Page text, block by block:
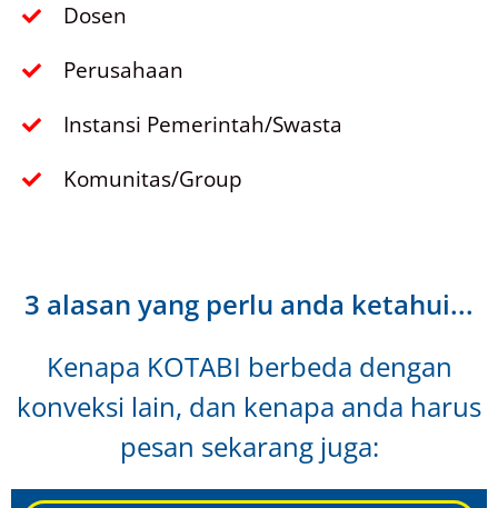
Dosen
Perusahaan
Instansi Pemerintah/Swasta
Komunitas/Group
3 alasan yang perlu anda ketahui...
Kenapa KOTABI berbeda dengan
konveksi lain, dan kenapa anda harus
pesan sekarang juga: